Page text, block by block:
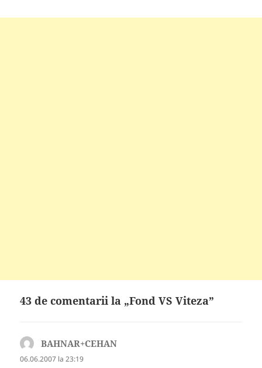
43 de comentarii la „Fond VS Viteza”
BAHNAR+CEHAN
06.06.2007 la 23:19